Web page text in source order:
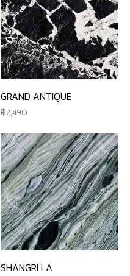
GRAND ANTIQUE
2,490
SHANGRI LA